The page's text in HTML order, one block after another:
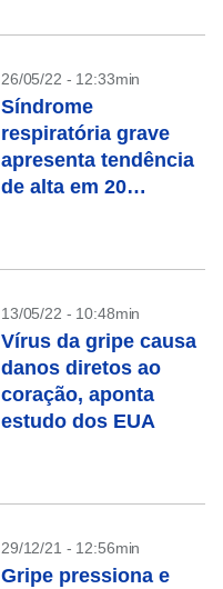
26/05/22 - 12:33min
Síndrome
respiratória grave
apresenta tendência
de alta em 20
13/05/22 - 10:48min
Vírus da gripe causa
danos diretos ao
coração, aponta
estudo dos EUA
29/12/21 - 12:56min
Gripe pressiona e